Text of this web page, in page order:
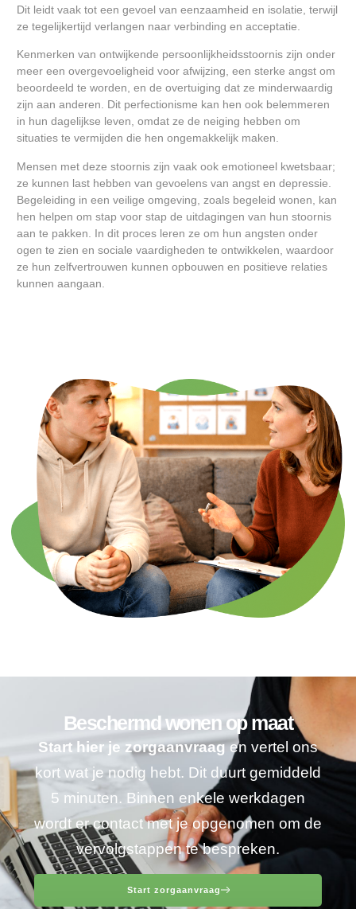
Dit leidt vaak tot een gevoel van eenzaamheid en isolatie, terwijl
ze tegelijkertijd verlangen naar verbinding en acceptatie.
Kenmerken van ontwijkende persoonlijkheidsstoornis zijn onder
meer een overgevoeligheid voor afwijzing, een sterke angst om
beoordeeld te worden, en de overtuiging dat ze minderwaardig
zijn aan anderen. Dit perfectionisme kan hen ook belemmeren
in hun dagelijkse leven, omdat ze de neiging hebben om
situaties te vermijden die hen ongemakkelijk maken.
Mensen met deze stoornis zijn vaak ook emotioneel kwetsbaar;
ze kunnen last hebben van gevoelens van angst en depressie.
Begeleiding in een veilige omgeving, zoals begeleid wonen, kan
hen helpen om stap voor stap de uitdagingen van hun stoornis
aan te pakken. In dit proces leren ze om hun angsten onder
ogen te zien en sociale vaardigheden te ontwikkelen, waardoor
ze hun zelfvertrouwen kunnen opbouwen en positieve relaties
kunnen aangaan.
Beschermd wonen op maat
Start hier je zorgaanvraagen vertel ons
kort wat je nodig hebt. Dit duurt gemiddeld
5 minuten. Binnen enkele werkdagen
wordt er contact met je opgenomen om de
vervolgstappen te bespreken.
Start zorgaanvraag